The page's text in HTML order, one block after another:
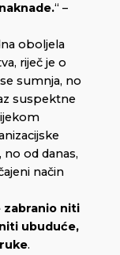
“ –
oboljela
riječ je o
sumnja, no
suspektne
od danas,
način
zabranio niti
ubuduće,
.